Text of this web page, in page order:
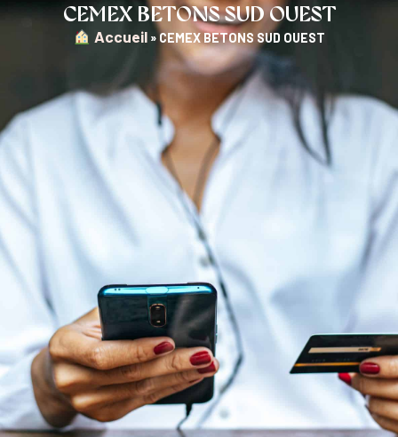
CEMEX BETONS SUD OUEST
︎ Accueil » CEMEX BETONS SUD OUEST